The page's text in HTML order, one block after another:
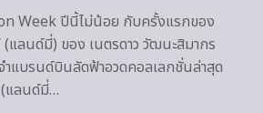
Week ปีนี้ไม่น้อย กับครั้งแรกของ
แลนด์มี่) ของ เนตรดาว วัฒนะสิมากร
ำแบรนด์บินลัดฟ้าอวดคอลเลกชั่นล่าสุด
แลนด์มี่…